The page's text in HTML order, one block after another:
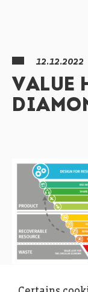
12.12.2022
VALUE